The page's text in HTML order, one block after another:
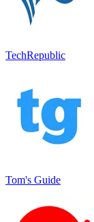
TechRepublic
Tom's Guide